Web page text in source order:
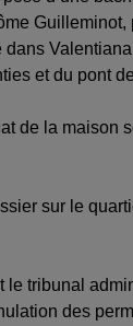
Guilleminot,
et du pont
de la maison
sur le
le tribunal
des